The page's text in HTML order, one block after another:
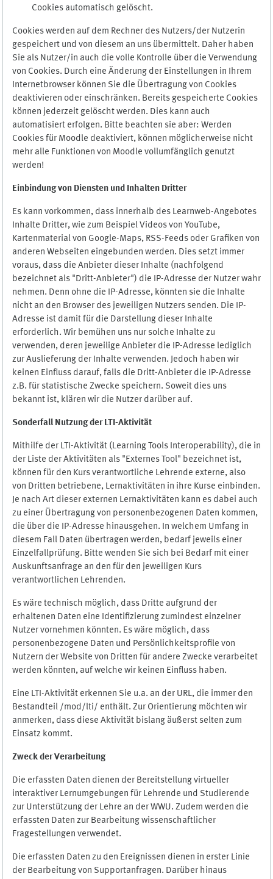
Cookies automatisch gelöscht.
Cookies werden auf dem Rechner des Nutzers/der Nutzerin
gespeichert und von diesem an uns übermittelt. Daher haben
Sie als Nutzer/in auch die volle Kontrolle über die Verwendung
von Cookies. Durch eine Änderung der Einstellungen in Ihrem
Internetbrowser können Sie die Übertragung von Cookies
deaktivieren oder einschränken. Bereits gespeicherte Cookies
können jederzeit gelöscht werden. Dies kann auch
automatisiert erfolgen. Bitte beachten sie aber: Werden
Cookies für Moodle deaktiviert, können möglicherweise nicht
mehr alle Funktionen von Moodle vollumfänglich genutzt
werden!
Einbindung von Diensten und Inhalten Dritter
Es kann vorkommen, dass innerhalb des Learnweb-Angebotes
Inhalte Dritter, wie zum Beispiel Videos von YouTube,
Kartenmaterial von Google-Maps, RSS-Feeds oder Grafiken von
anderen Webseiten eingebunden werden. Dies setzt immer
voraus, dass die Anbieter dieser Inhalte (nachfolgend
bezeichnet als "Dritt-Anbieter") die IP-Adresse der Nutzer wahr
nehmen. Denn ohne die IP-Adresse, könnten sie die Inhalte
nicht an den Browser des jeweiligen Nutzers senden. Die IP-
Adresse ist damit für die Darstellung dieser Inhalte
erforderlich. Wir bemühen uns nur solche Inhalte zu
verwenden, deren jeweilige Anbieter die IP-Adresse lediglich
zur Auslieferung der Inhalte verwenden. Jedoch haben wir
keinen Einfluss darauf, falls die Dritt-Anbieter die IP-Adresse
z.B. für statistische Zwecke speichern. Soweit dies uns
bekannt ist, klären wir die Nutzer darüber auf.
Sonderfall Nutzung der LTI-Aktivität
Mithilfe der LTI-Aktivität (Learning Tools Interoperability), die in
der Liste der Aktivitäten als "Externes Tool" bezeichnet ist,
können für den Kurs verantwortliche Lehrende externe, also
von Dritten betriebene, Lernaktivitäten in ihre Kurse einbinden.
Je nach Art dieser externen Lernaktivitäten kann es dabei auch
zu einer Übertragung von personenbezogenen Daten kommen,
die über die IP-Adresse hinausgehen. In welchem Umfang in
diesem Fall Daten übertragen werden, bedarf jeweils einer
Einzelfallprüfung. Bitte wenden Sie sich bei Bedarf mit einer
Auskunftsanfrage an den für den jeweiligen Kurs
verantwortlichen Lehrenden.
Es wäre technisch möglich, dass Dritte aufgrund der
erhaltenen Daten eine Identifizierung zumindest einzelner
Nutzer vornehmen könnten. Es wäre möglich, dass
personenbezogene Daten und Persönlichkeitsprofile von
Nutzern der Website von Dritten für andere Zwecke verarbeitet
werden könnten, auf welche wir keinen Einfluss haben.
Eine LTI-Aktivität erkennen Sie u.a. an der URL, die immer den
Bestandteil /mod/lti/ enthält. Zur Orientierung möchten wir
anmerken, dass diese Aktivität bislang äußerst selten zum
Einsatz kommt.
Zweck der Verarbeitung
Die erfassten Daten dienen der Bereitstellung virtueller
interaktiver Lernumgebungen für Lehrende und Studierende
zur Unterstützung der Lehre an der WWU. Zudem werden die
erfassten Daten zur Bearbeitung wissenschaftlicher
Fragestellungen verwendet.
Die erfassten Daten zu den Ereignissen dienen in erster Linie
der Bearbeitung von Supportanfragen. Darüber hinaus